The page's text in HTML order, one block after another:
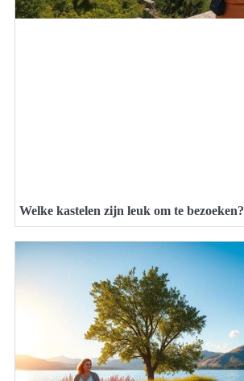
Welke kastelen zijn leuk om te bezoeken?